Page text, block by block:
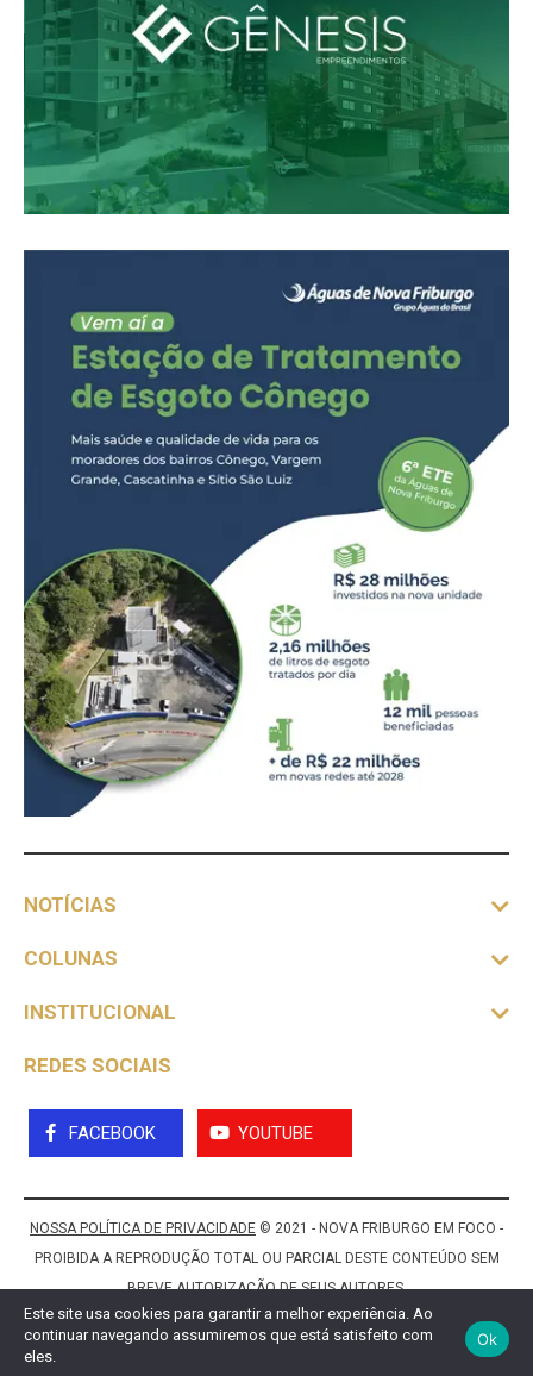
NOTÍCIAS
COLUNAS
INSTITUCIONAL
REDES SOCIAIS
FACEBOOK YOUTUBE
NOSSA POLÍTICA DE PRIVACIDADE © 2021 - NOVA FRIBURGO EM FOCO -
PROIBIDA A REPRODUÇÃO TOTAL OU PARCIAL DESTE CONTEÚDO SEM
BREVE AUTORIZAÇÃO DE SEUS AUTORES.
Este site usa cookies para garantir a melhor experiência. Ao
continuar navegando assumiremos que está satisfeito com
eles.
Ok